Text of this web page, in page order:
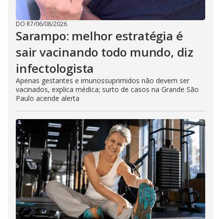
DO R7/06/08/2026
Sarampo: melhor estratégia é
sair vacinando todo mundo, diz
infectologista
Apenas gestantes e imunossuprimidos não devem ser
vacinados, explica médica; surto de casos na Grande São
Paulo acende alerta